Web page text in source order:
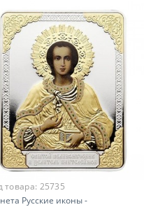
товара: 25735
Русские иконы -